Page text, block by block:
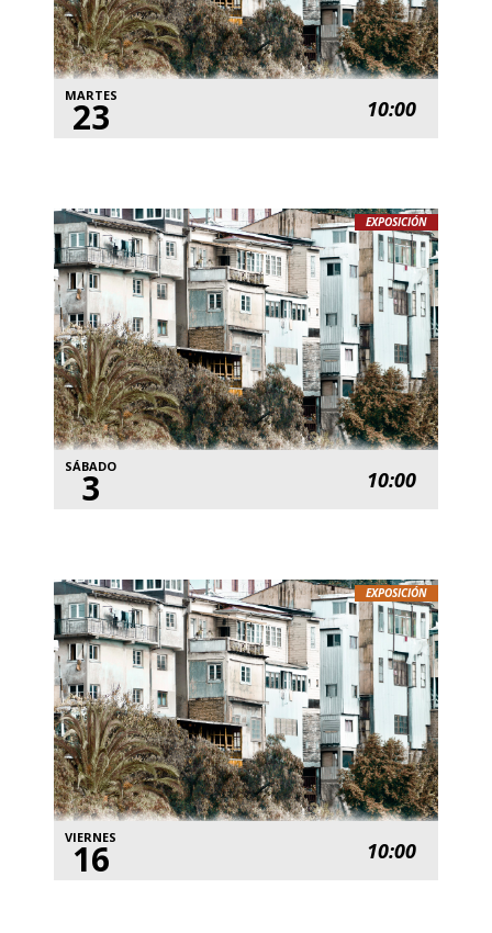
MARTES
23 10:00
EXPOSICIÓN
SÁBADO
3 10:00
EXPOSICIÓN
VIERNES
16 10:00